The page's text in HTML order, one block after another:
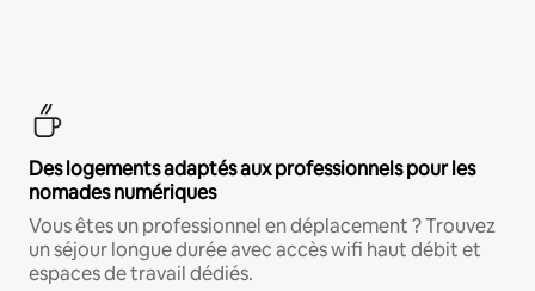
Des logements adaptés aux professionnels pour les
nomades numériques
Vous êtes un professionnel en déplacement ? Trouvez
un séjour longue durée avec accès wifi haut débit et
espaces de travail dédiés.